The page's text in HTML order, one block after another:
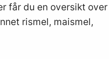
får du en oversikt over
rismel, maismel,